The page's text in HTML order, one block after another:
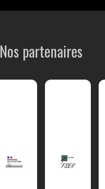
Nos partenaires